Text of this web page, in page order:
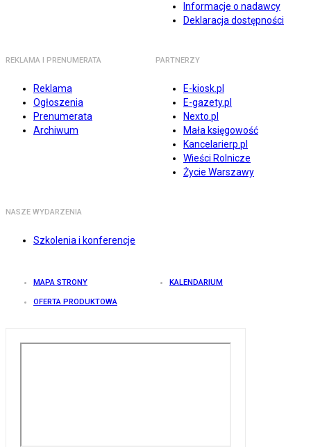
Informacje o nadawcy
Deklaracja dostępności
REKLAMA I PRENUMERATA
Reklama
Ogłoszenia
Prenumerata
Archiwum
PARTNERZY
E-kiosk.pl
E-gazety.pl
Nexto.pl
Mała księgowość
Kancelarierp.pl
Wieści Rolnicze
Życie Warszawy
NASZE WYDARZENIA
Szkolenia i konferencje
MAPA STRONY KALENDARIUM
OFERTA PRODUKTOWA